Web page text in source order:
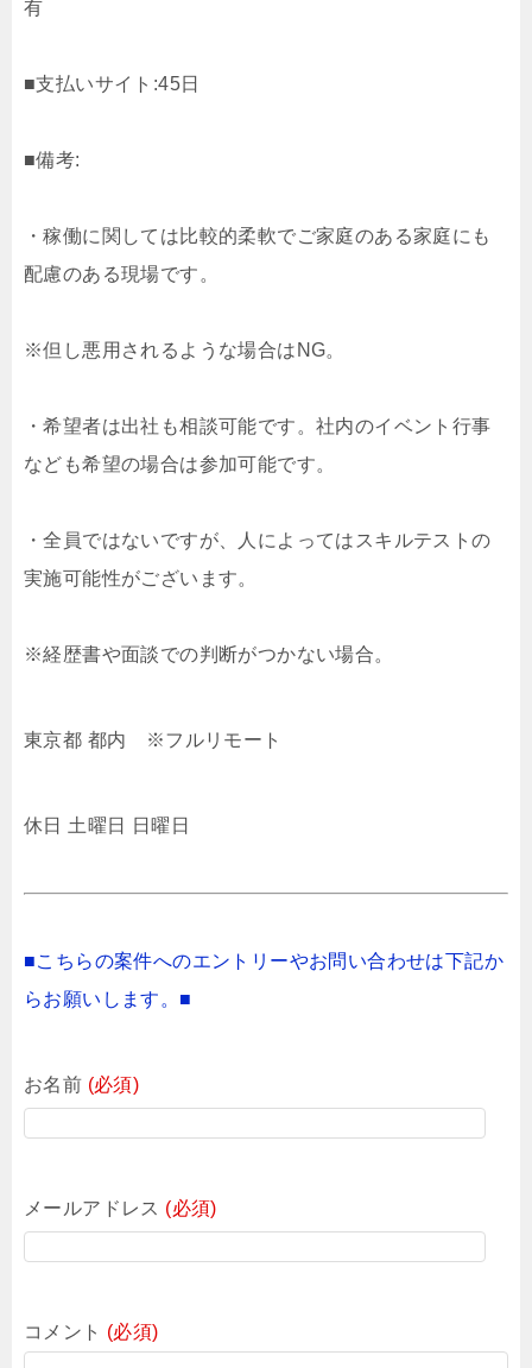
有
■支払いサイト:45日
■備考:
・稼働に関しては比較的柔軟でご家庭のある家庭にも
配慮のある現場です。
※但し悪用されるような場合はNG。
・希望者は出社も相談可能です。社内のイベント行事
なども希望の場合は参加可能です。
・全員ではないですが、人によってはスキルテストの
実施可能性がございます。
※経歴書や面談での判断がつかない場合。
東京都 都内 ※フルリモート
休日 土曜日 日曜日
■こちらの案件へのエントリーやお問い合わせは下記か
らお願いします。■
お名前 (必須)
メールアドレス (必須)
コメント (必須)